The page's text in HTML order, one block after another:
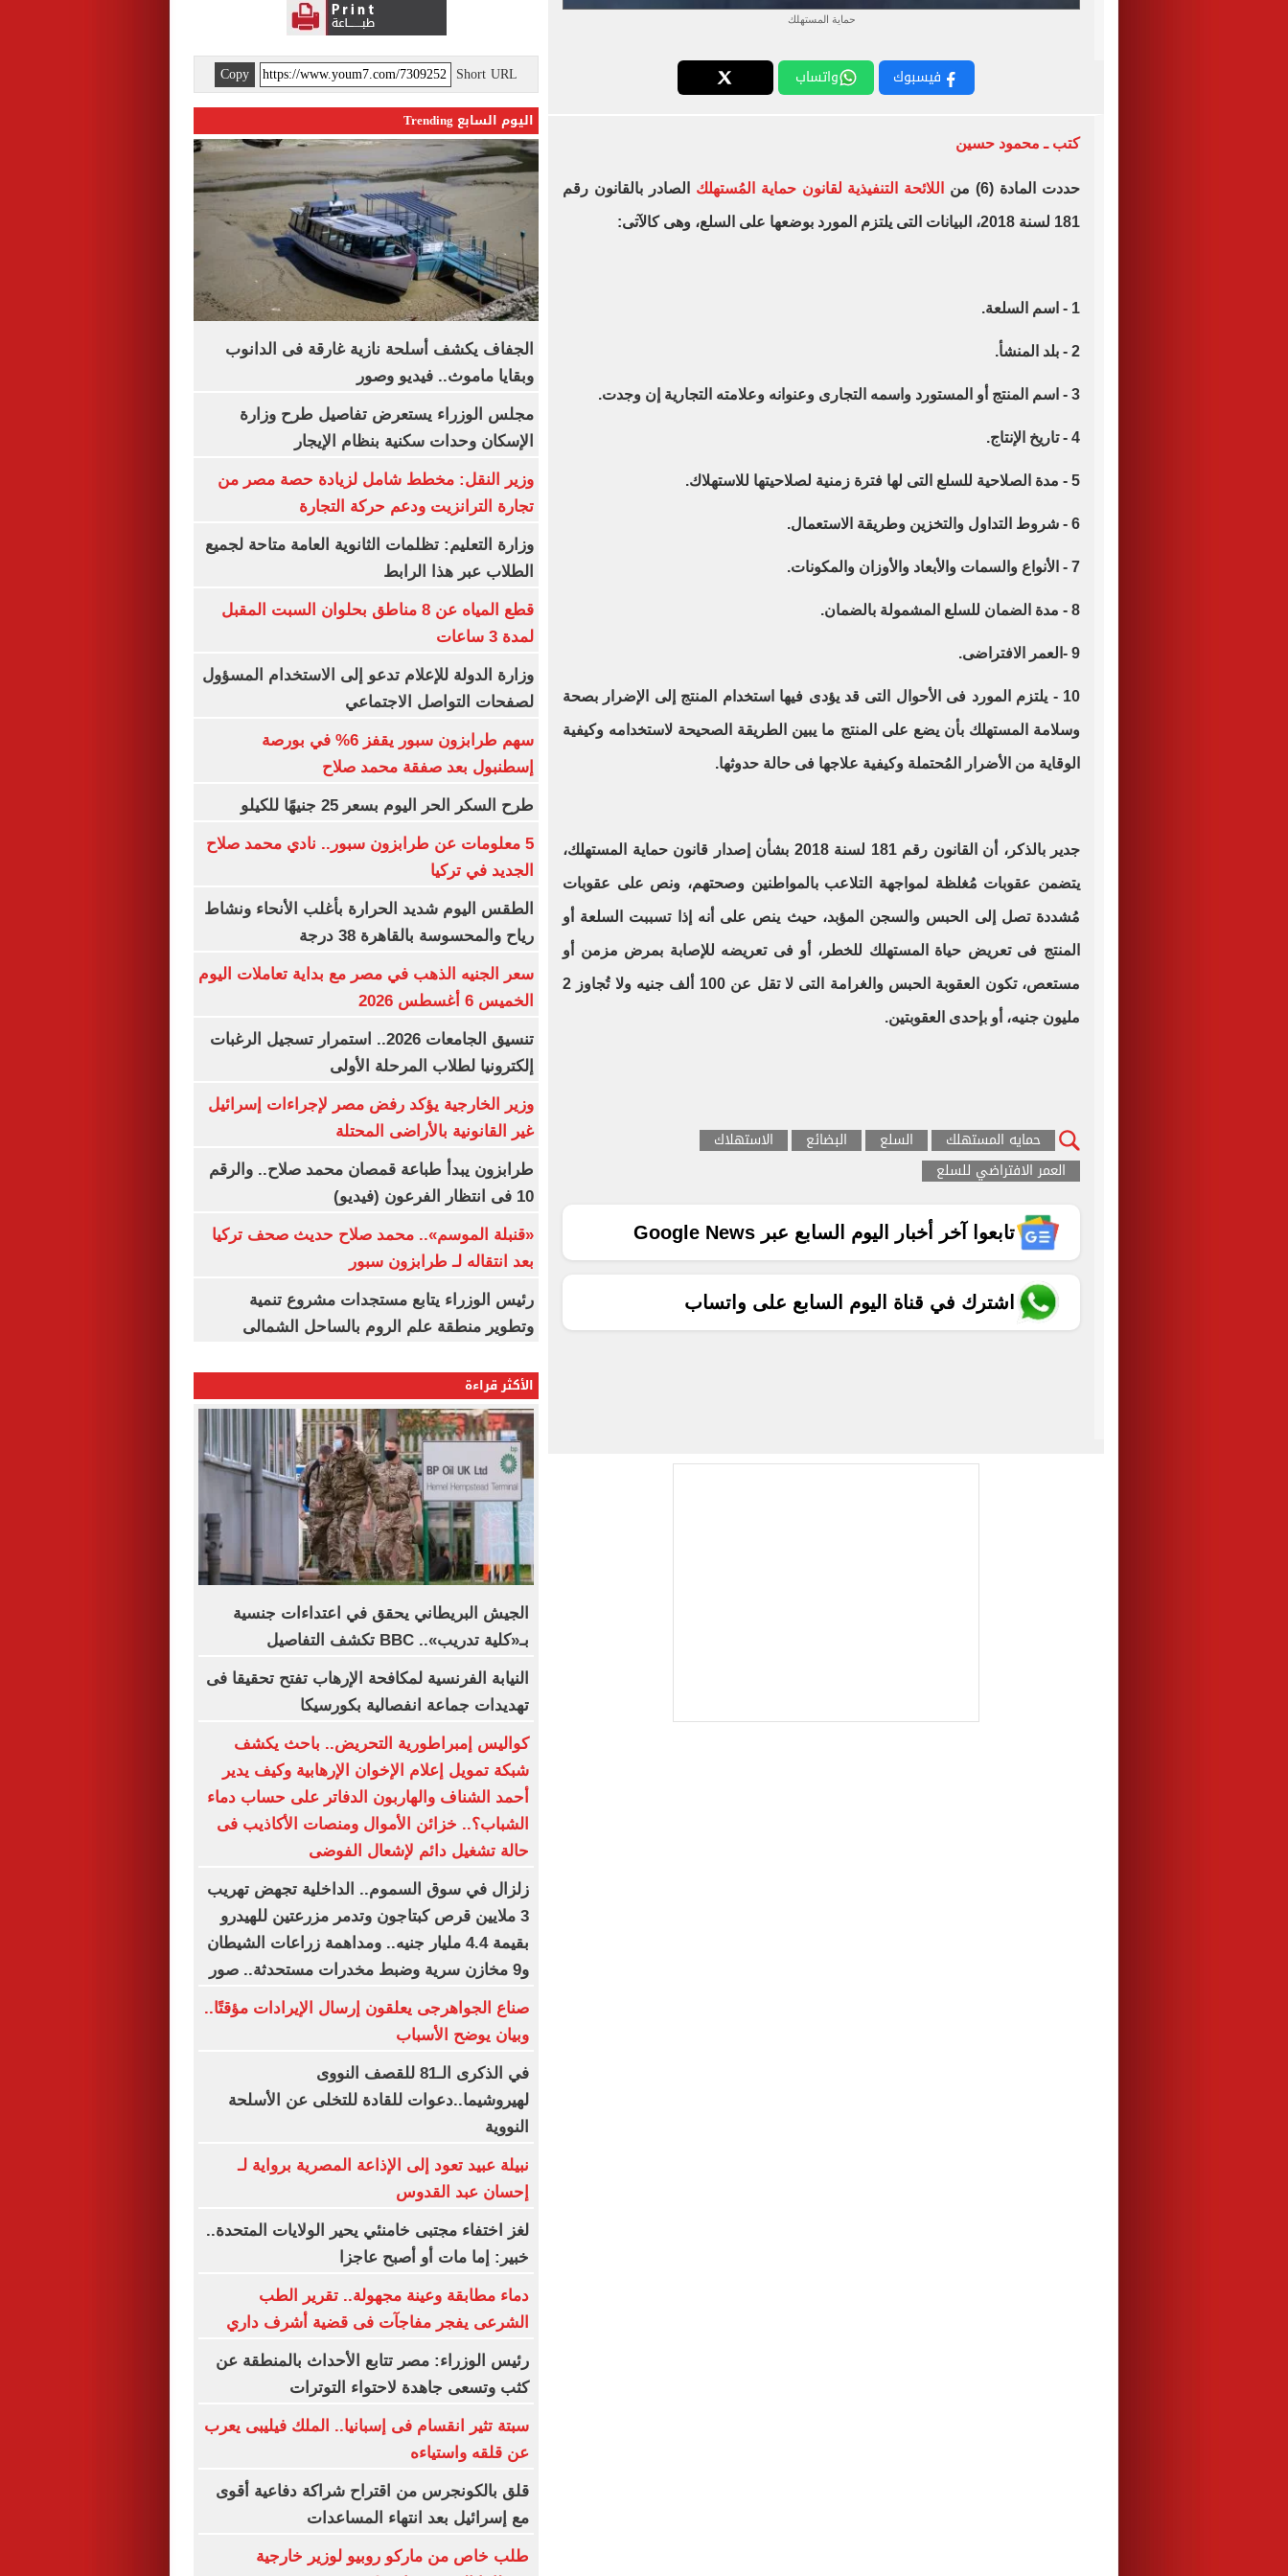
حماية المستهلك
فيسبوك واتساب
كتب ـ محمود حسين
حددت المادة (6) من اللائحة التنفيذية لقانون حماية المُستهلك الصادر بالقانون رقم
181 لسنة 2018، البيانات التى يلتزم المورد بوضعها على السلع، وهى كالآتى:
1 - اسم السلعة.
2 - بلد المنشأ.
3 - اسم المنتج أو المستورد واسمه التجارى وعنوانه وعلامته التجارية إن وجدت.
4 - تاريخ الإنتاج.
5 - مدة الصلاحية للسلع التى لها فترة زمنية لصلاحيتها للاستهلاك.
6 - شروط التداول والتخزين وطريقة الاستعمال.
7 - الأنواع والسمات والأبعاد والأوزان والمكونات.
8 - مدة الضمان للسلع المشمولة بالضمان.
9 -العمر الافتراضى.
10 - يلتزم المورد فى الأحوال التى قد يؤدى فيها استخدام المنتج إلى الإضرار بصحة
وسلامة المستهلك بأن يضع على المنتج ما يبين الطريقة الصحيحة لاستخدامه وكيفية
الوقاية من الأضرار المُحتملة وكيفية علاجها فى حالة حدوثها.
جدير بالذكر، أن القانون رقم 181 لسنة 2018 بشأن إصدار قانون حماية المستهلك،
يتضمن عقوبات مُغلظة لمواجهة التلاعب بالمواطنين وصحتهم، ونص على عقوبات
مُشددة تصل إلى الحبس والسجن المؤبد، حيث ينص على أنه إذا تسببت السلعة أو
المنتج فى تعريض حياة المستهلك للخطر، أو فى تعريضه للإصابة بمرض مزمن أو
مستعص، تكون العقوبة الحبس والغرامة التى لا تقل عن 100 ألف جنيه ولا تُجاوز 2
مليون جنيه، أو بإحدى العقوبتين.
حمايه المستهلك السلع البضائع
الاستهلاك
العمر الافتراضي للسلع
تابعوا آخر أخبار اليوم السابع عبر Google News
اشترك في قناة اليوم السابع على واتساب
Short URL
Copy
اليوم السابع Trending
الجفاف يكشف أسلحة نازية غارقة فى الدانوب
وبقايا ماموث.. فيديو وصور
مجلس الوزراء يستعرض تفاصيل طرح وزارة
الإسكان وحدات سكنية بنظام الإيجار
وزير النقل: مخطط شامل لزيادة حصة مصر من
تجارة الترانزيت ودعم حركة التجارة
وزارة التعليم: تظلمات الثانوية العامة متاحة لجميع
الطلاب عبر هذا الرابط
قطع المياه عن 8 مناطق بحلوان السبت المقبل
لمدة 3 ساعات
وزارة الدولة للإعلام تدعو إلى الاستخدام المسؤول
لصفحات التواصل الاجتماعي
سهم طرابزون سبور يقفز 6% في بورصة
إسطنبول بعد صفقة محمد صلاح
طرح السكر الحر اليوم بسعر 25 جنيهًا للكيلو
5 معلومات عن طرابزون سبور.. نادي محمد صلاح
الجديد في تركيا
الطقس اليوم شديد الحرارة بأغلب الأنحاء ونشاط
رياح والمحسوسة بالقاهرة 38 درجة
سعر الجنيه الذهب في مصر مع بداية تعاملات اليوم
الخميس 6 أغسطس 2026
تنسيق الجامعات 2026.. استمرار تسجيل الرغبات
إلكترونيا لطلاب المرحلة الأولى
وزير الخارجية يؤكد رفض مصر لإجراءات إسرائيل
غير القانونية بالأراضى المحتلة
طرابزون يبدأ طباعة قمصان محمد صلاح.. والرقم
10 فى انتظار الفرعون (فيديو)
«قنبلة الموسم».. محمد صلاح حديث صحف تركيا
بعد انتقاله لـ طرابزون سبور
رئيس الوزراء يتابع مستجدات مشروع تنمية
وتطوير منطقة علم الروم بالساحل الشمالى
الأكثر قراءة
الجيش البريطاني يحقق في اعتداءات جنسية
بـ«كلية تدريب».. BBC تكشف التفاصيل
النيابة الفرنسية لمكافحة الإرهاب تفتح تحقيقا فى
تهديدات جماعة انفصالية بكورسيكا
كواليس إمبراطورية التحريض.. باحث يكشف
شبكة تمويل إعلام الإخوان الإرهابية وكيف يدير
أحمد الشناف والهاربون الدفاتر على حساب دماء
الشباب؟.. خزائن الأموال ومنصات الأكاذيب فى
حالة تشغيل دائم لإشعال الفوضى
زلزال في سوق السموم.. الداخلية تجهض تهريب
3 ملايين قرص كبتاجون وتدمر مزرعتين للهيدرو
بقيمة 4.4 مليار جنيه.. ومداهمة زراعات الشيطان
و9 مخازن سرية وضبط مخدرات مستحدثة.. صور
صناع الجواهرجى يعلقون إرسال الإيرادات مؤقتًا..
وبيان يوضح الأسباب
في الذكرى الـ81 للقصف النووى
لهيروشيما..دعوات للقادة للتخلى عن الأسلحة
النووية
نبيلة عبيد تعود إلى الإذاعة المصرية برواية لـ
إحسان عبد القدوس
لغز اختفاء مجتبى خامنئي يحير الولايات المتحدة..
خبير: إما مات أو أصبح عاجزا
دماء مطابقة وعينة مجهولة.. تقرير الطب
الشرعى يفجر مفاجآت فى قضية أشرف داري
رئيس الوزراء: مصر تتابع الأحداث بالمنطقة عن
كثب وتسعى جاهدة لاحتواء التوترات
سبتة تثير انقسام فى إسبانيا.. الملك فيليبى يعرب
عن قلقه واستياءه
قلق بالكونجرس من اقتراح شراكة دفاعية أقوى
مع إسرائيل بعد انتهاء المساعدات
طلب خاص من ماركو روبيو لوزير خارجية